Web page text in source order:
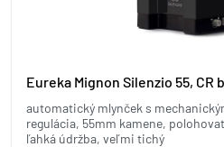
Eureka Mignon Silenzio 55, CR
automatický mlynček s
regulácia, 55mm kamene,
ľahká údržba, veľmi tichý